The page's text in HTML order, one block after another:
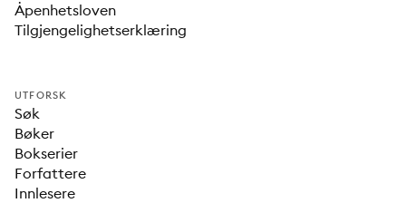
Åpenhetsloven
Tilgjengelighetserklæring
UTFORSK
Søk
Bøker
Bokserier
Forfattere
Innlesere